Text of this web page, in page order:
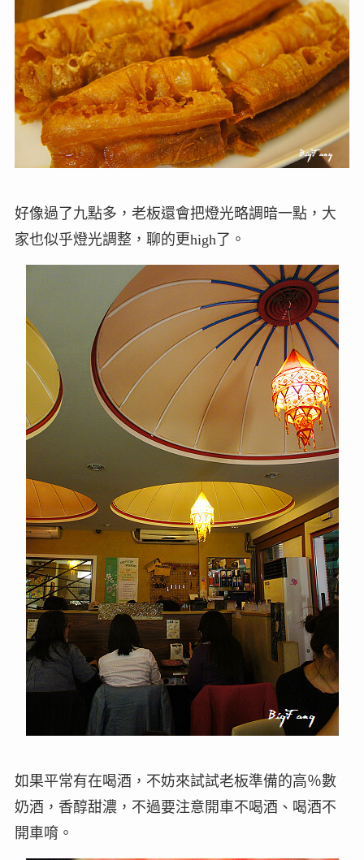
好像過了九點多，老板還會把燈光略調暗一點，大
家也似乎燈光調整，聊的更high了。
如果平常有在喝酒，不妨來試試老板準備的高％數
奶酒，香醇甜濃，不過要注意開車不喝酒、喝酒不
開車唷。